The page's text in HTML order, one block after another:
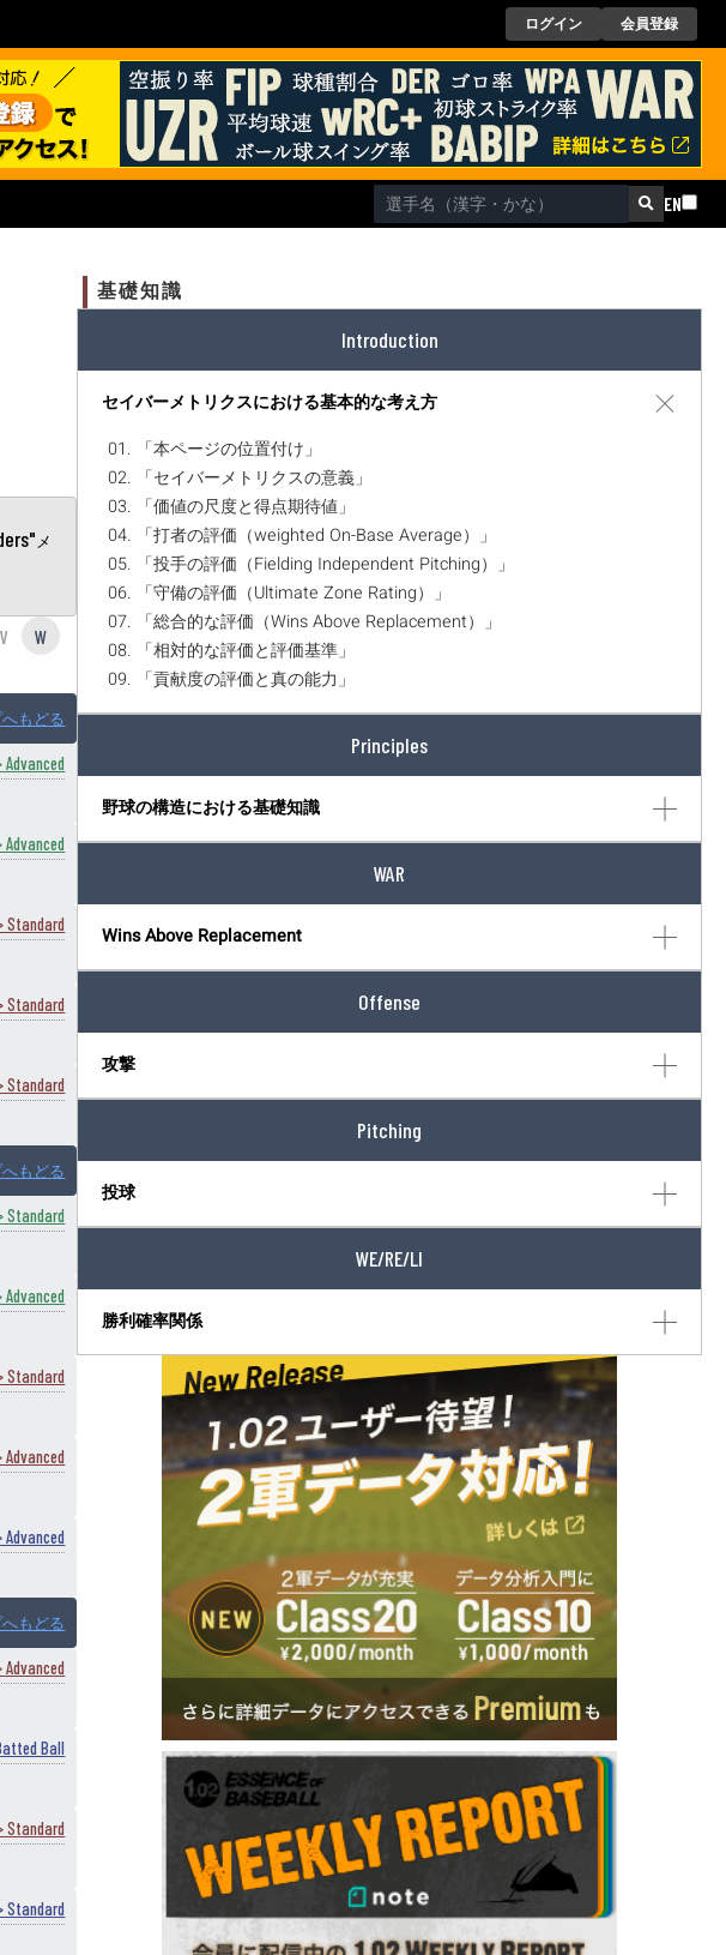
ログイン 会員登録
EN
基礎知識
Introduction
セイバーメトリクスにおける基本的な考え方
01. 「本ページの位置付け」
02. 「セイバーメトリクスの意義」
03. 「価値の尺度と得点期待値」
04. 「打者の評価（weighted On-Base Average）」
05. 「投手の評価（Fielding Independent Pitching）」
06. 「守備の評価（Ultimate Zone Rating）」
07. 「総合的な評価（Wins Above Replacement）」
08. 「相対的な評価と評価基準」
09. 「貢献度の評価と真の能力」
Principles
野球の構造における基礎知識
WAR
Wins Above Replacement
Offense
攻撃
Pitching
投球
WE/RE/LI
勝利確率関係
メ
V
W
もどる
Advanced
Advanced
Standard
Standard
Standard
もどる
Standard
Advanced
Standard
もどる
Ball
Standard
Standard